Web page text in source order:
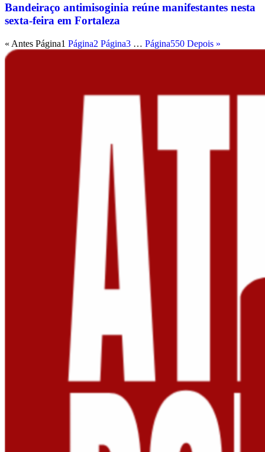
Bandeiraço antimisoginia reúne manifestantes nesta
sexta-feira em Fortaleza
« Antes Página1 Página2 Página3 … Página550 Depois »